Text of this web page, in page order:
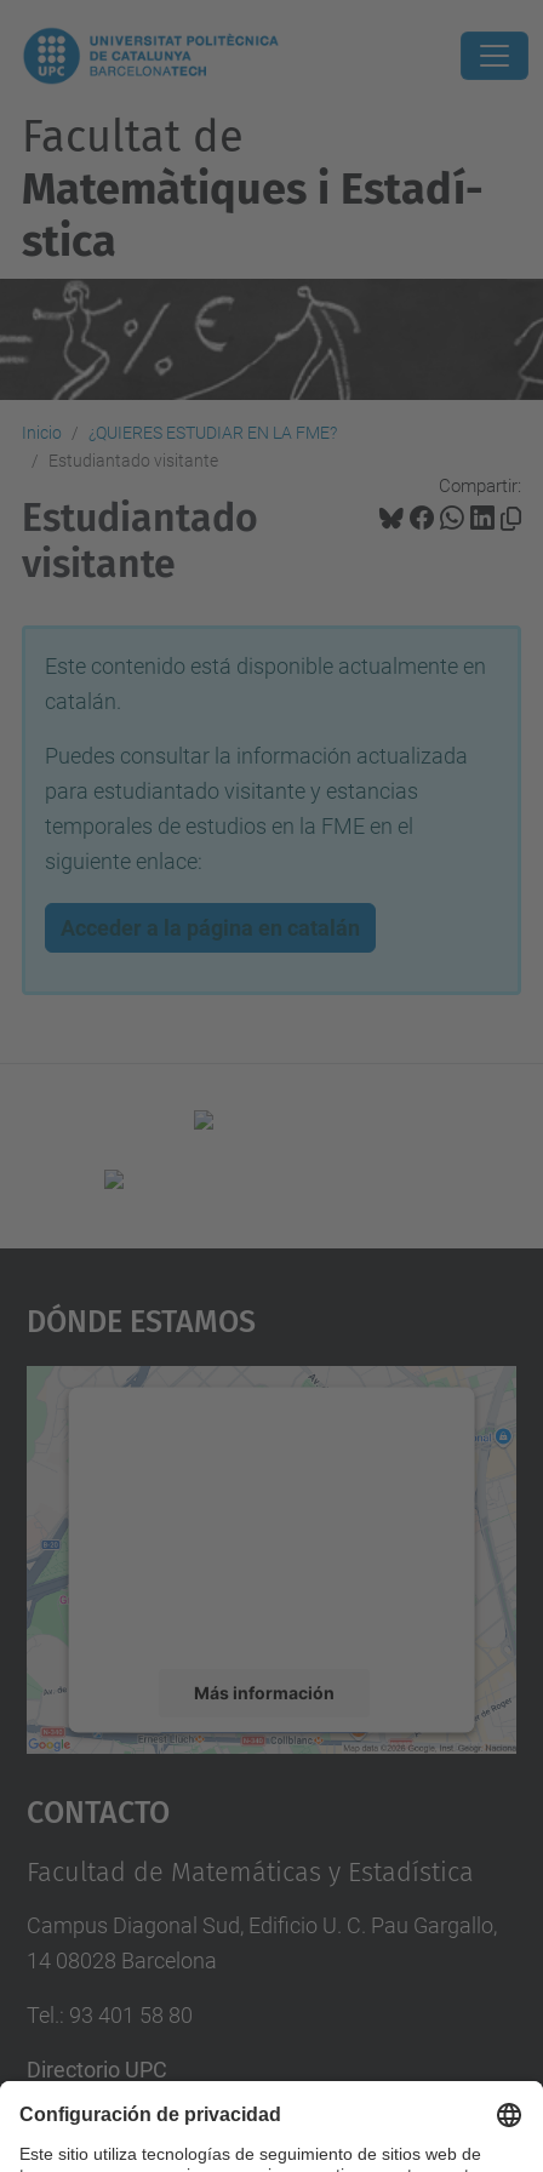
Facultat de
Matemàtiques i Estadí­
stica
Inicio
¿QUIERES ESTUDIAR EN LA FME?
Estudiantado visitante
Compartir:
Estudiantado
visitante
Este contenido está disponible actualmente en
catalán.
Puedes consultar la información actualizada
para estudiantado visitante y estancias
temporales de estudios en la FME en el
siguiente enlace:
Acceder a la página en catalán
Dónde Estamos
Más información
Aceptar
powered by
Contacto
Facultad de Matemáticas y Estadística
Campus Diagonal Sud, Edificio U. C. Pau Gargallo,
14 08028 Barcelona
Tel. : 93 401 58 80
Directorio UPC
Formulario de contacto